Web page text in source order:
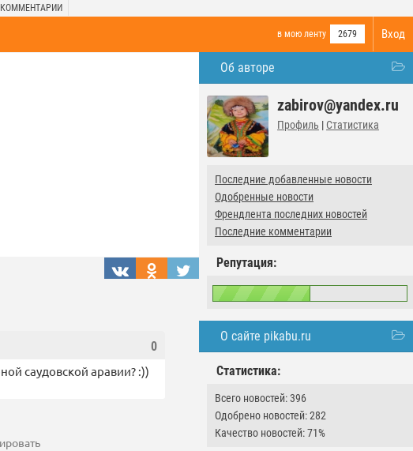
КОММЕНТАРИИ
Вход
в мою ленту 2679
Об авторе
zabirov@yandex.ru
Профиль | Статистика
Последние добавленные новости
Одобренные новости
Френдлента последних новостей
Последние комментарии
Репутация:
О сайте pikabu.ru
Статистика:
Всего новостей: 396
Одобрено новостей: 282
Качество новостей: 71%
0
саудовской аравии? :))